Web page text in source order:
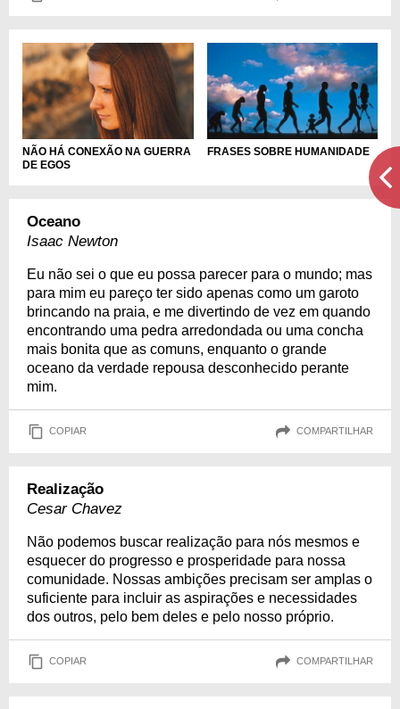
NÃO HÁ CONEXÃO NA GUERRA
DE EGOS
FRASES SOBRE HUMANIDADE
Oceano
Isaac Newton
Eu não sei o que eu possa parecer para o mundo; mas
para mim eu pareço ter sido apenas como um garoto
brincando na praia, e me divertindo de vez em quando
encontrando uma pedra arredondada ou uma concha
mais bonita que as comuns, enquanto o grande
oceano da verdade repousa desconhecido perante
mim.
COPIAR COMPARTILHAR
Realização
Cesar Chavez
Não podemos buscar realização para nós mesmos e
esquecer do progresso e prosperidade para nossa
comunidade. Nossas ambições precisam ser amplas o
suficiente para incluir as aspirações e necessidades
dos outros, pelo bem deles e pelo nosso próprio.
COPIAR COMPARTILHAR